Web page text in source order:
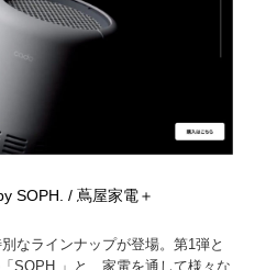
SOPH. / 蔦屋家電＋
なラインナップが登場。第1弾と
SOPH.」と、家電を通して様々な